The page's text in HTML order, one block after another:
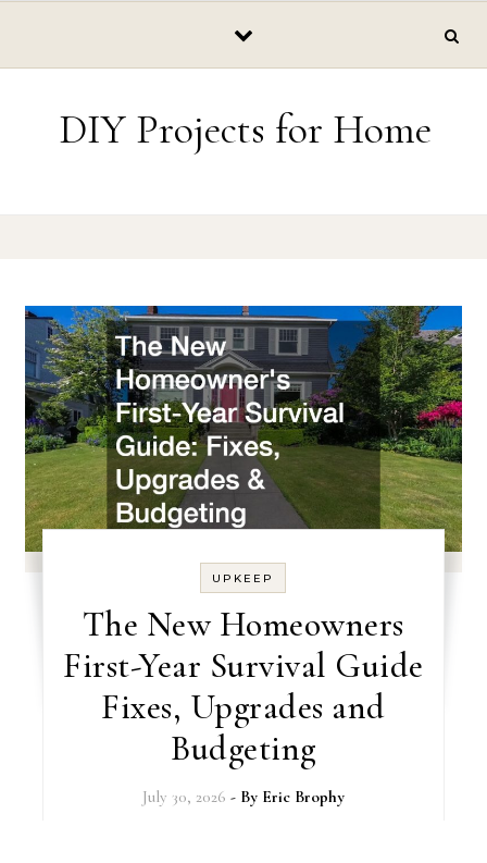
DIY Projects for Home
UPKEEP
The New Homeowners
First-Year Survival Guide
Fixes, Upgrades and
Budgeting
July 30, 2026 - By Eric Brophy